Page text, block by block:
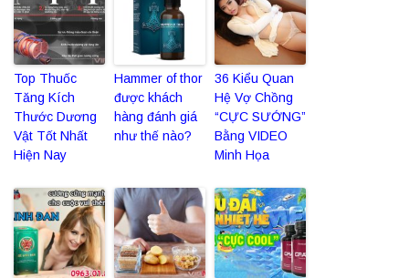
Top Thuốc
Tăng Kích
Thước Dương
Vật Tốt Nhất
Hiện Nay
Hammer of thor
được khách
hàng đánh giá
như thế nào?
36 Kiểu Quan
Hệ Vợ Chồng
“CỰC SƯỚNG”
Bằng VIDEO
Minh Họa